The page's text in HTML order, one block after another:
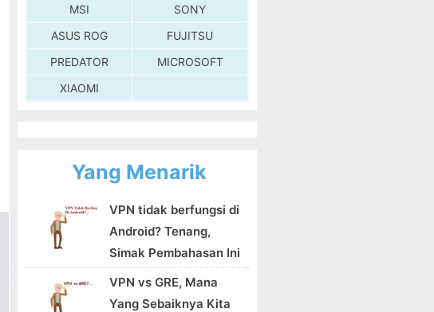
MSI
SONY
ASUS ROG
FUJITSU
PREDATOR
MICROSOFT
XIAOMI
Yang Menarik
VPN tidak berfungsi di
Android? Tenang,
Simak Pembahasan Ini
VPN vs GRE, Mana
Yang Sebaiknya Kita